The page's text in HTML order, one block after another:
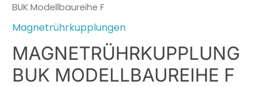
BUK Modellbaureihe F
Magnetrührkupplungen
MAGNETRÜHRKUPPLUNG
BUK MODELLBAUREIHE F